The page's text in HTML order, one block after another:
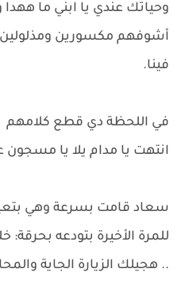
وحياتك عندي يا ابني ما ههدا
أشوفهم مكسورين
فينا.
في اللحظة دي قطع كلامهم
انتهت يا مدام يلا يا
سعاد قامت بسرعة وهي
للمرة الأخيرة بتودعه
.. هجيلك الزيارة الجاية